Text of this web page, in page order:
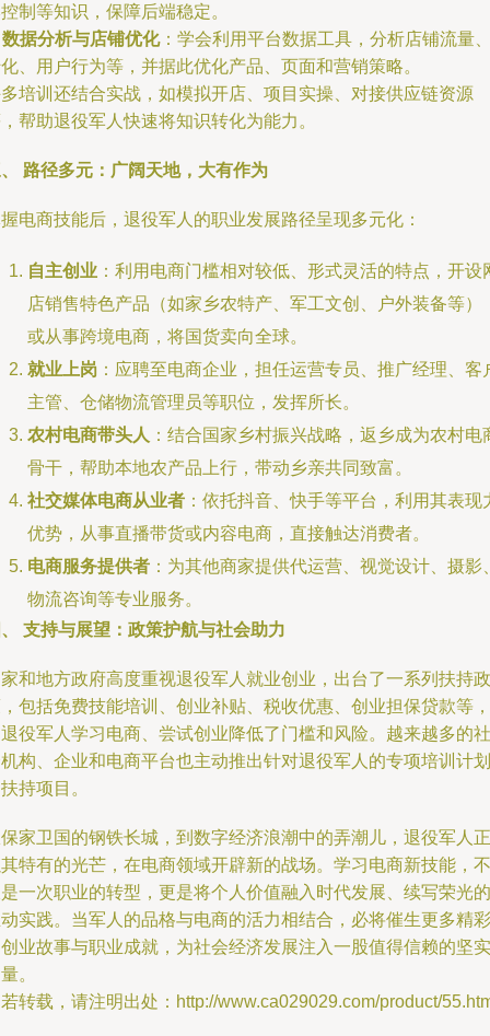
制等知识，保障后端稳定。
数据分析与店铺优化：学会利用平台数据工具，分析店铺流量
、用户行为等，并据此优化产品、页面和营销策略。
培训还结合实战，如模拟开店、项目实操、对接供应链资源
帮助退役军人快速将知识转化为能力。
路径多元：广阔天地，大有作为
电商技能后，退役军人的职业发展路径呈现多元化：
自主创业 ：利用电商门槛相对较低、形式灵活的特点，开设
店销售特色产品（如家乡农特产、军工文创、户外装备等）
或从事跨境电商，将国货卖向全球。
就业上岗 ：应聘至电商企业，担任运营专员、推广经理、客
主管、仓储物流管理员等职位，发挥所长。
农村电商带头人 ：结合国家乡村振兴战略，返乡成为农村电
骨干，帮助本地农产品上行，带动乡亲共同致富。
社交媒体电商从业者 ：依托抖音、快手等平台，利用其表现
优势，从事直播带货或内容电商，直接触达消费者。
电商服务提供者 ：为其他商家提供代运营、视觉设计、摄影
物流咨询等专业服务。
支持与展望：政策护航与社会助力
和地方政府高度重视退役军人就业创业，出台了一系列扶持政
包括免费技能培训、创业补贴、税收优惠、创业担保贷款等，
役军人学习电商、尝试创业降低了门槛和风险。越来越多的社
构、企业和电商平台也主动推出针对退役军人的专项培训计划
持项目。
家卫国的钢铁长城，到数字经济浪潮中的弄潮儿，退役军人正
特有的光芒，在电商领域开辟新的战场。学习电商新技能，不
一次职业的转型，更是将个人价值融入时代发展、续写荣光的
实践。当军人的品格与电商的活力相结合，必将催生更多精彩
业故事与职业成就，为社会经济发展注入一股值得信赖的坚实
。
转载，请注明出处：http://www.ca029029.com/product/